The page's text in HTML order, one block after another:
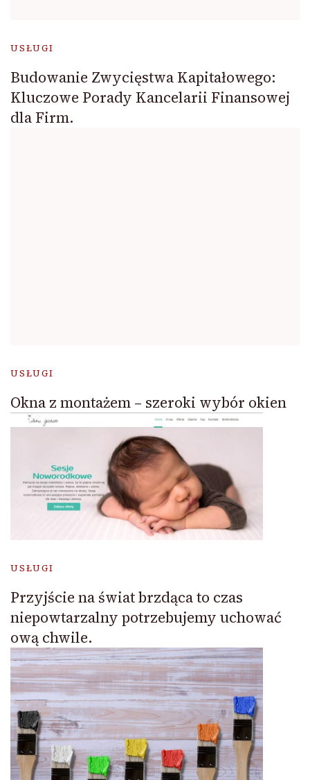
USŁUGI
Budowanie Zwycięstwa Kapitałowego:
Kluczowe Porady Kancelarii Finansowej
dla Firm.
USŁUGI
Okna z montażem – szeroki wybór okien
USŁUGI
Przyjście na świat brzdąca to czas
niepowtarzalny potrzebujemy uchować
ową chwile.